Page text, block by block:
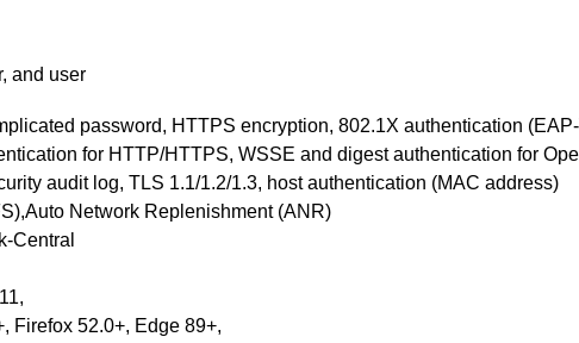
and user
password, HTTPS encryption, 802.1X authentication
for HTTP/HTTPS, WSSE and digest authentication for
audit log, TLS 1.1/1.2/1.3, host authentication (MAC address)
Network Replenishment (ANR)
Central
Firefox 52.0+, Edge 89+,